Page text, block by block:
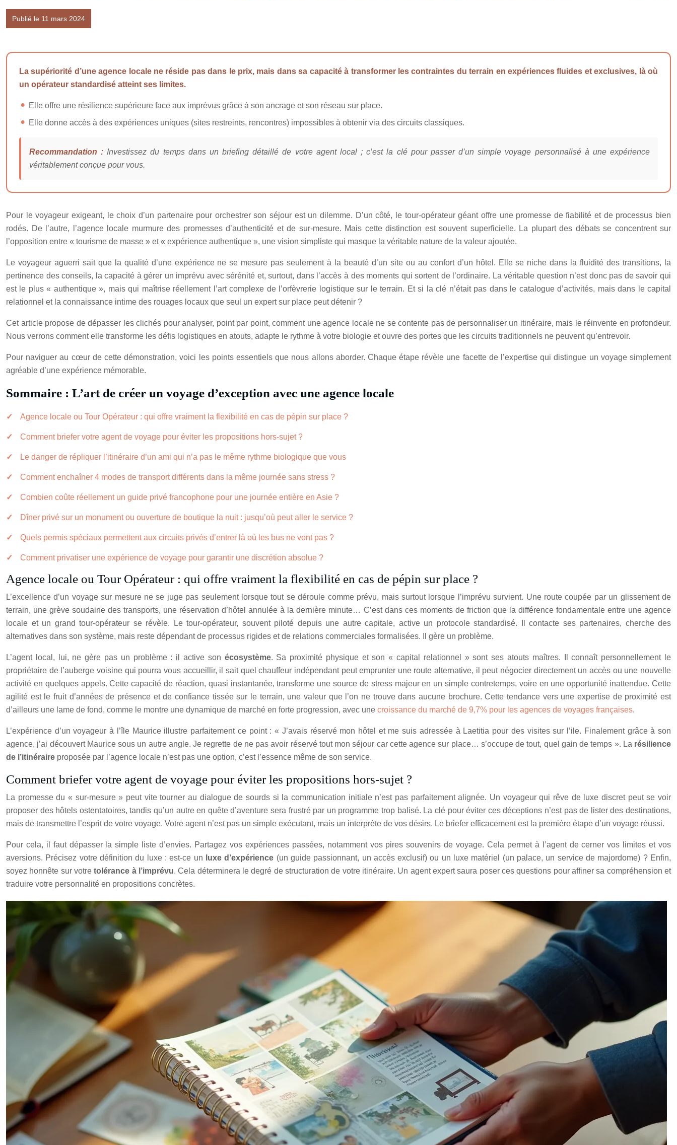
Publié le 11 mars 2024
La supériorité d’une agence locale ne réside pas dans le prix, mais dans sa capacité à transformer les contraintes du terrain en expériences fluides et exclusives, là où
un opérateur standardisé atteint ses limites.
Elle offre une résilience supérieure face aux imprévus grâce à son ancrage et son réseau sur place.
Elle donne accès à des expériences uniques (sites restreints, rencontres) impossibles à obtenir via des circuits classiques.
Recommandation : Investissez du temps dans un briefing détaillé de votre agent local ; c’est la clé pour passer d’un simple voyage personnalisé à une expérience
véritablement conçue pour vous.
Pour le voyageur exigeant, le choix d’un partenaire pour orchestrer son séjour est un dilemme. D’un côté, le tour-opérateur géant offre une promesse de fiabilité et de processus bien
rodés. De l’autre, l’agence locale murmure des promesses d’authenticité et de sur-mesure. Mais cette distinction est souvent superficielle. La plupart des débats se concentrent sur
l’opposition entre « tourisme de masse » et « expérience authentique », une vision simpliste qui masque la véritable nature de la valeur ajoutée.
Le voyageur aguerri sait que la qualité d’une expérience ne se mesure pas seulement à la beauté d’un site ou au confort d’un hôtel. Elle se niche dans la fluidité des transitions, la
pertinence des conseils, la capacité à gérer un imprévu avec sérénité et, surtout, dans l’accès à des moments qui sortent de l’ordinaire. La véritable question n’est donc pas de savoir qui
est le plus « authentique », mais qui maîtrise réellement l’art complexe de l’orfèvrerie logistique sur le terrain. Et si la clé n’était pas dans le catalogue d’activités, mais dans le capital
relationnel et la connaissance intime des rouages locaux que seul un expert sur place peut détenir ?
Cet article propose de dépasser les clichés pour analyser, point par point, comment une agence locale ne se contente pas de personnaliser un itinéraire, mais le réinvente en profondeur.
Nous verrons comment elle transforme les défis logistiques en atouts, adapte le rythme à votre biologie et ouvre des portes que les circuits traditionnels ne peuvent qu’entrevoir.
Pour naviguer au cœur de cette démonstration, voici les points essentiels que nous allons aborder. Chaque étape révèle une facette de l’expertise qui distingue un voyage simplement
agréable d’une expérience mémorable.
Sommaire : L’art de créer un voyage d’exception avec une agence locale
Agence locale ou Tour Opérateur : qui offre vraiment la flexibilité en cas de pépin sur place ?
Comment briefer votre agent de voyage pour éviter les propositions hors-sujet ?
Le danger de répliquer l’itinéraire d’un ami qui n’a pas le même rythme biologique que vous
Comment enchaîner 4 modes de transport différents dans la même journée sans stress ?
Combien coûte réellement un guide privé francophone pour une journée entière en Asie ?
Dîner privé sur un monument ou ouverture de boutique la nuit : jusqu’où peut aller le service ?
Quels permis spéciaux permettent aux circuits privés d’entrer là où les bus ne vont pas ?
Comment privatiser une expérience de voyage pour garantir une discrétion absolue ?
Agence locale ou Tour Opérateur : qui offre vraiment la flexibilité en cas de pépin sur place ?
L’excellence d’un voyage sur mesure ne se juge pas seulement lorsque tout se déroule comme prévu, mais surtout lorsque l’imprévu survient. Une route coupée par un glissement de
terrain, une grève soudaine des transports, une réservation d’hôtel annulée à la dernière minute… C’est dans ces moments de friction que la différence fondamentale entre une agence
locale et un grand tour-opérateur se révèle. Le tour-opérateur, souvent piloté depuis une autre capitale, active un protocole standardisé. Il contacte ses partenaires, cherche des
alternatives dans son système, mais reste dépendant de processus rigides et de relations commerciales formalisées. Il gère un problème.
L’agent local, lui, ne gère pas un problème : il active son écosystème. Sa proximité physique et son « capital relationnel » sont ses atouts maîtres. Il connaît personnellement le
propriétaire de l’auberge voisine qui pourra vous accueillir, il sait quel chauffeur indépendant peut emprunter une route alternative, il peut négocier directement un accès ou une nouvelle
activité en quelques appels. Cette capacité de réaction, quasi instantanée, transforme une source de stress majeur en un simple contretemps, voire en une opportunité inattendue. Cette
agilité est le fruit d’années de présence et de confiance tissée sur le terrain, une valeur que l’on ne trouve dans aucune brochure. Cette tendance vers une expertise de proximité est
d’ailleurs une lame de fond, comme le montre une dynamique de marché en forte progression, avec une croissance du marché de 9,7% pour les agences de voyages françaises.
L’expérience d’un voyageur à l’île Maurice illustre parfaitement ce point : « J’avais réservé mon hôtel et me suis adressée à Laetitia pour des visites sur l’ile. Finalement grâce à son
agence, j’ai découvert Maurice sous un autre angle. Je regrette de ne pas avoir réservé tout mon séjour car cette agence sur place… s’occupe de tout, quel gain de temps ». La résilience
de l’itinéraire proposée par l’agence locale n’est pas une option, c’est l’essence même de son service.
Comment briefer votre agent de voyage pour éviter les propositions hors-sujet ?
La promesse du « sur-mesure » peut vite tourner au dialogue de sourds si la communication initiale n’est pas parfaitement alignée. Un voyageur qui rêve de luxe discret peut se voir
proposer des hôtels ostentatoires, tandis qu’un autre en quête d’aventure sera frustré par un programme trop balisé. La clé pour éviter ces déceptions n’est pas de lister des destinations,
mais de transmettre l’esprit de votre voyage. Votre agent n’est pas un simple exécutant, mais un interprète de vos désirs. Le briefer efficacement est la première étape d’un voyage réussi.
Pour cela, il faut dépasser la simple liste d’envies. Partagez vos expériences passées, notamment vos pires souvenirs de voyage. Cela permet à l’agent de cerner vos limites et vos
aversions. Précisez votre définition du luxe : est-ce un
luxe d’expérience (un guide passionnant, un accès exclusif) ou un luxe matériel (un palace, un service de majordome) ? Enfin,
soyez honnête sur votretolérance à l’imprévu. Cela déterminera le degré de structuration de votre itinéraire. Un agent expert saura poser ces questions pour affiner sa compréhension et
traduire votre personnalité en propositions concrètes.